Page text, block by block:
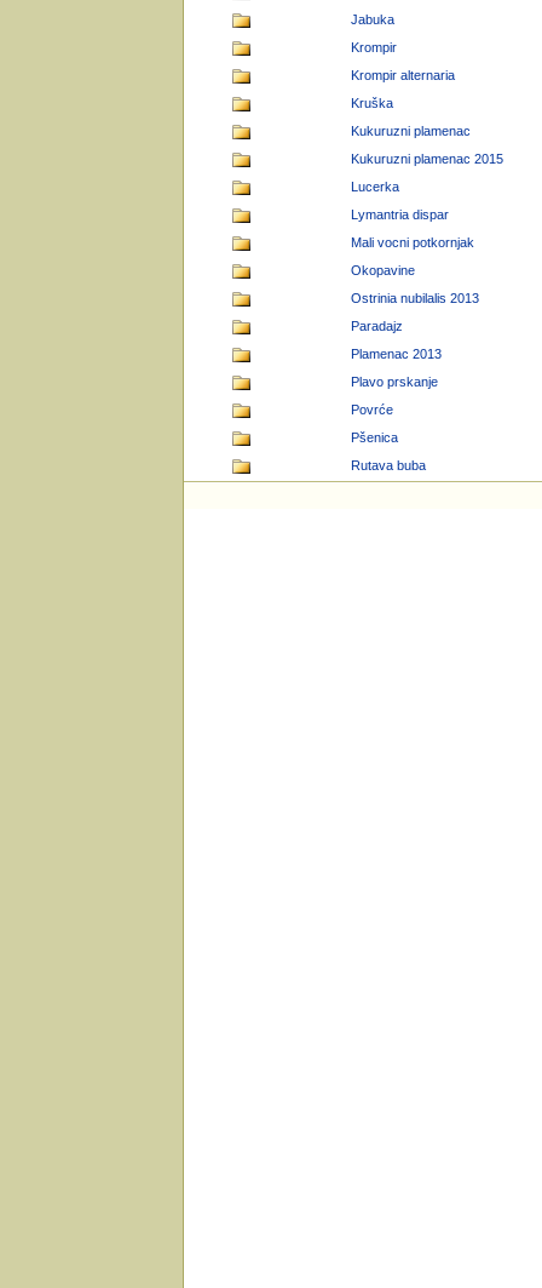
Jabuka
Krompir
Krompir alternaria
Kruška
Kukuruzni plamenac
Kukuruzni plamenac 2015
Lucerka
Lymantria dispar
Mali vocni potkornjak
Okopavine
Ostrinia nubilalis 2013
Paradajz
Plamenac 2013
Plavo prskanje
Povrće
Pšenica
Rutava buba